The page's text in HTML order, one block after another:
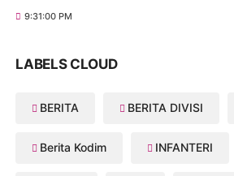
9:31:00 PM
LABELS CLOUD
BERITA BERITA DIVISI
Berita Kodim INFANTERI